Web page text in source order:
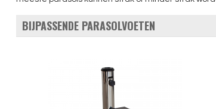
BIJPASSENDE PARASOLVOETEN